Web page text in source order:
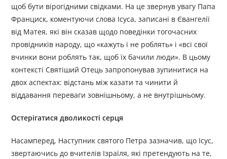
щоб бути вірогідними свідками. На це звернув увагу Папа
Франциск, коментуючи слова Ісуса, записані в Євангелії
від Матея, які він сказав щодо поведінки тогочасних
провідників народу, що «кажуть і не роблять» і «всі свої
вчинки вони роблять так, щоб їх бачили люди». В цьому
контексті Святіший Отець запропонував зупинитися на
двох аспектах: відстань між казати та чинити й
віддавання переваги зовнішньому, а не внутрішньому.
Остерігатися дволикості серця
Насамперед, Наступник святого Петра зазначив, що Ісус,
звертаючись до вчителів Ізраїля, які претендують на те,